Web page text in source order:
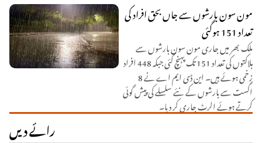
مون سون بارشوں سے جاں بحق افراد کی
تعداد 151 ہوگئی
ملک بھر میں جاری مون سون بارشوں سے
ہلاکتوں کی تعداد 151 تک پہنچ گئی جبکہ 448 افراد
زخمی ہوئے ہیں۔ این ڈی ایم اے نے 8
اگست سے بارشوں کے نئے سلسلے کی پیش گوئی
کرتے ہوئے الرٹ جاری کر دیا۔
رائے دیں